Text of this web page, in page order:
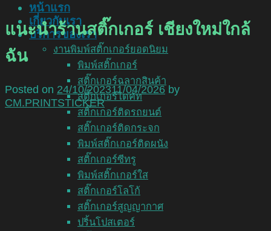
หน้าแรก
เกี่ยวกับเรา
บริการของเรา
งานพิมพ์สติ๊กเกอร์ยอดนิยม
พิมพ์สติ๊กเกอร์
สติ๊กเกอร์ฉลากสินค้า
สติ๊กเกอร์ไดคัท
สติ๊กเกอร์ติดรถยนต์
สติ๊กเกอร์ติดกระจก
พิมพ์สติ๊กเกอร์ติดผนัง
สติ๊กเกอร์ซีทรู
พิมพ์สติ๊กเกอร์ใส
สติ๊กเกอร์โลโก้
สติ๊กเกอร์สูญญากาศ
ปริ้นโปสเตอร์
แนะนำร้านสติ๊กเกอร์ เชียงใหม่ใกล้
ฉัน
Posted on 24/10/202311/04/2026by
CM.PRINTSTICKER